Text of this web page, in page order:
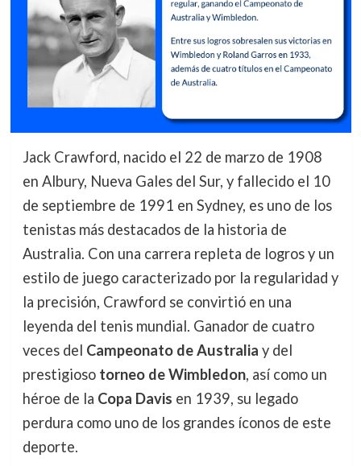
Jack Crawford, nacido el 22 de marzo de 1908
en Albury, Nueva Gales del Sur, y fallecido el 10
de septiembre de 1991 en Sydney, es uno de los
tenistas más destacados de la historia de
Australia. Con una carrera repleta de logros y un
estilo de juego caracterizado por la regularidad y
la precisión, Crawford se convirtió en una
leyenda del tenis mundial. Ganador de cuatro
veces del Campeonato de Australia y del
prestigioso torneo de Wimbledon, así como un
héroe de la Copa Davis en 1939, su legado
perdura como uno de los grandes íconos de este
deporte.